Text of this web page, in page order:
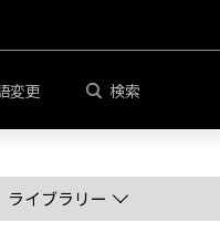
検索
変更
ライブラリー